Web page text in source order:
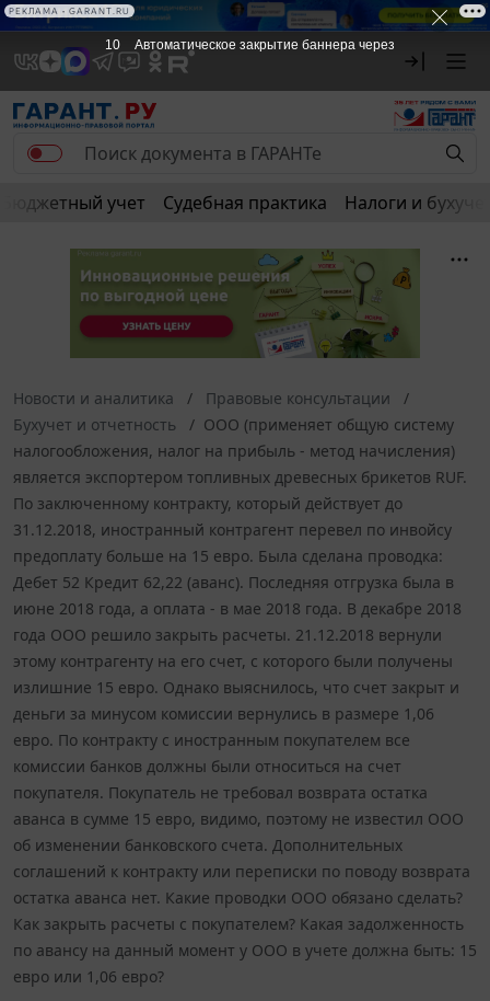
Бюджетный учет Судебная практика Налоги и
Новости и аналитика
Правовые консультации
Бухучет и отчетность
ООО (применяет общую систему
налогообложения, налог на прибыль - метод начисления)
является экспортером топливных древесных брикетов RUF.
По заключенному контракту, который действует до
31.12.2018, иностранный контрагент перевел по инвойсу
предоплату больше на 15 евро. Была сделана проводка:
Дебет 52 Кредит 62,22 (аванс). Последняя отгрузка была в
июне 2018 года, а оплата - в мае 2018 года. В декабре 2018
года ООО решило закрыть расчеты. 21.12.2018 вернули
этому контрагенту на его счет, с которого были получены
излишние 15 евро. Однако выяснилось, что счет закрыт и
деньги за минусом комиссии вернулись в размере 1,06
евро. По контракту с иностранным покупателем все
комиссии банков должны были относиться на счет
покупателя. Покупатель не требовал возврата остатка
аванса в сумме 15 евро, видимо, поэтому не известил ООО
об изменении банковского счета. Дополнительных
соглашений к контракту или переписки по поводу возврата
остатка аванса нет. Какие проводки ООО обязано сделать?
Как закрыть расчеты с покупателем? Какая задолженность
по авансу на данный момент у ООО в учете должна быть: 15
евро или 1,06 евро?
9 Автоматическое закрытие баннера через
РЕКЛАМА • GARANT.RU